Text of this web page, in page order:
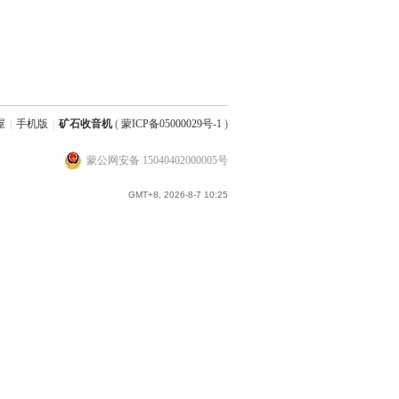
手机版 矿石收音机( 蒙ICP备05000029号-1 )
蒙公网安备 15040402000005号
GMT+8, 2026-8-7 10:25